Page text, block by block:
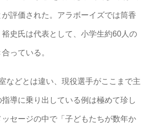
評価された。アラボーイズでは筒香
史氏は代表として、小学生約60人の
っている。
などとは違い、現役選手がここまで主
導に乗り出している例は極めて珍し
セージの中で「子どもたちが数年か